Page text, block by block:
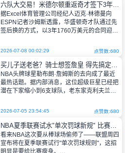
查此事。”ESPN最先爆料，称联盟怀疑这笔签
约可能涉及规避
六队大交易！米德尔顿重返奇才签下3年1760万合同
据Excel体育管理公司经纪人迈克·林德曼向
ESPN记者沙姆斯透露，华盛顿奇才队通过先
签后换的方式，以3年1760万美元的合同迎回
复杂交易中，达拉斯独行侠将
2026-07-08 00:02:29 点赞数:680
买儿子送老爸？骑士想签詹皇 得先搞定布朗尼完成"父子同台"
NBA头牌球星勒布朗·詹姆斯的去向成了最近
最热话题。据内部消息，这位超级巨星已经把
潜在下家缩小到6支球队，老东家克利夫兰骑
料——骑士管理层正盘算着先签下布朗
2026-07-05 23:54:45 点赞数:680
NBA夏季联赛试水"单次罚球新规" 比赛节奏或将提速
看来NBA这次要从棒球场偷师了——联盟周四
宣布将在夏季联赛试行"单次罚球规则"，这招
明显是要给比赛瘦身。